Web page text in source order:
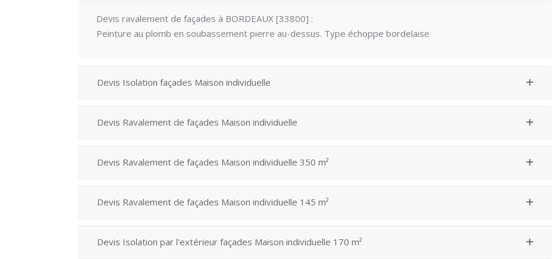
Devis ravalement de façades à BORDEAUX [33800] :
Peinture au plomb en soubassement pierre au-dessus. Type échoppe bordelaise
Devis Isolation façades Maison individuelle
Devis Ravalement de façades Maison individuelle
Devis Ravalement de façades Maison individuelle 350 m²
Devis Ravalement de façades Maison individuelle 145 m²
Devis Isolation par l'extérieur façades Maison individuelle 170 m²